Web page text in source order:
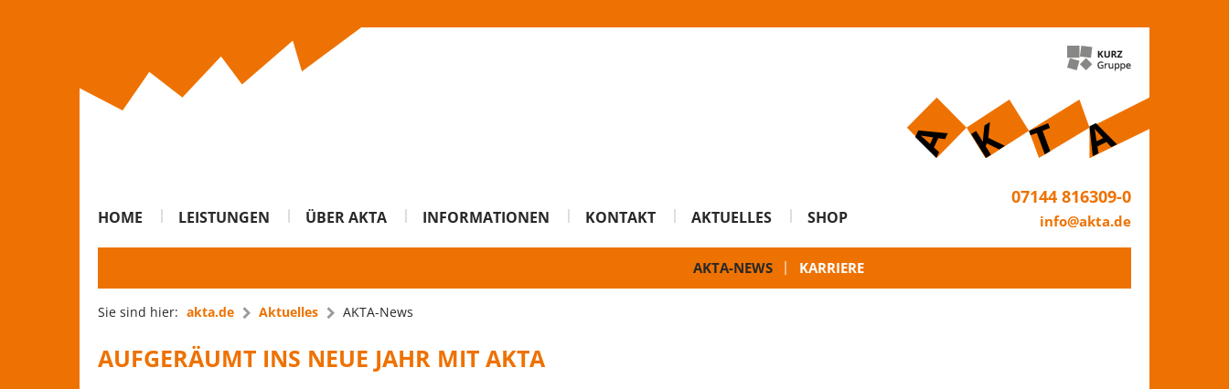
07144 816309-0
info@akta.de
HOME LEISTUNGEN ÜBER AKTA INFORMATIONEN KONTAKT AKTUELLES SHOP
AKTA-NEWS KARRIERE
Sie sind hier: akta.de Aktuelles AKTA-News
AUFGERÄUMT INS NEUE JAHR MIT AKTA